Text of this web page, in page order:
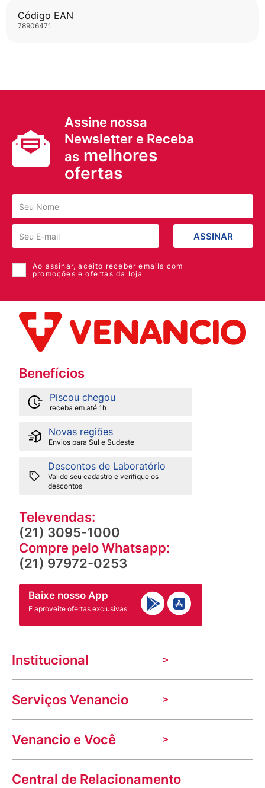
Código EAN
78906471
Assine nossa
Newsletter e Receba
as melhores
ofertas
ASSINAR
Ao assinar, aceito receber emails com
promoções e ofertas da loja
Benefícios
Piscou chegou
receba em até 1h
Novas regiões
Envios para Sul e Sudeste
Descontos de Laboratório
Valide seu cadastro e verifique os
descontos
Televendas:
(21) 3095-1000
Compre pelo Whatsapp:
(21) 97972-0253
Baixe nosso App
E aproveite ofertas exclusivas
Institucional
A Venancio
Trabalhe Conosco
Nossas lojas
Indique seu imóvel
Assessoria de Imprensa
Serviços Venancio
Troca e devolução
Mecânica de promoções
Dúvidas frequentes
Prazos e entregas
Venancio e Você
VClube - Programa de fidelidade
Fale com o farmacêutico
Central de Relacionamento